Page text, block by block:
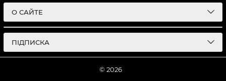
О САЙТЕ
ПІДПИСКА
© 2026